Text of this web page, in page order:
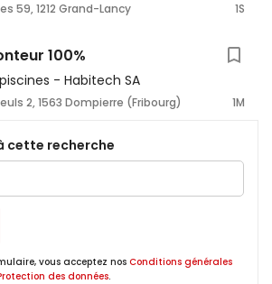
59, 1212 Grand-Lancy 1S
100%
piscines - Habitech SA
2, 1563 Dompierre (Fribourg) 1M
cette recherche
vous acceptez nos Conditions générales
des données.